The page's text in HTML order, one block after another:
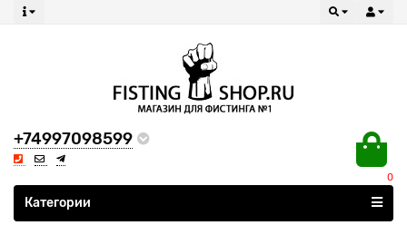
+74997098599
0
Все категории
Категории